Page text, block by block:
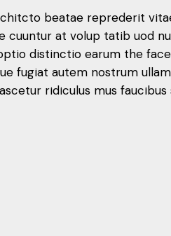
beatae reprederit
cuuntur at volup tatib uod
distinctio earum the
fugiat autem nostrum
ridiculus mus